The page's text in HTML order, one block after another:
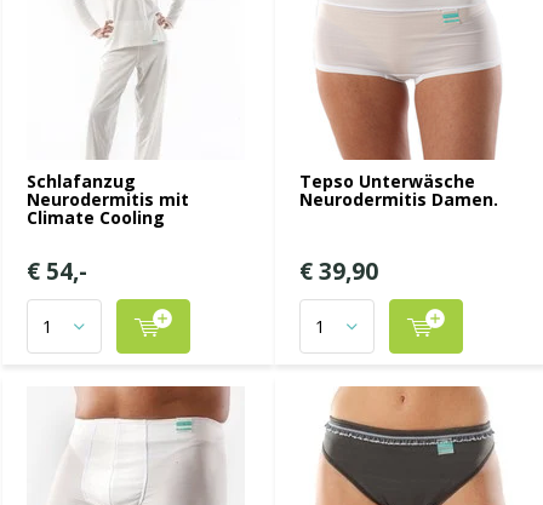
Schlafanzug
Neurodermitis mit
Climate Cooling
€ 54,-
Tepso Unterwäsche
Neurodermitis Damen.
€ 39,90